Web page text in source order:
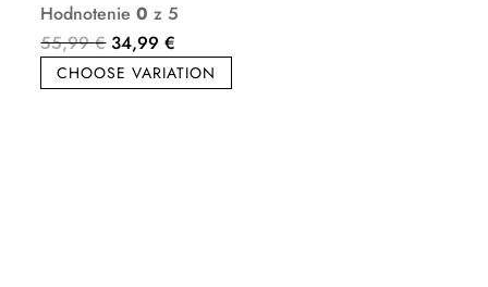
Hodnotenie0 z 5
55,99€ Pôvodná
cena
34,99€
cena
CHOOSE VARIATION